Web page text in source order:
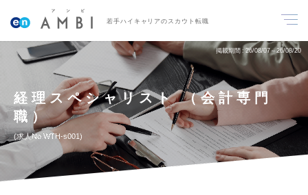
若手ハイキャリアのスカウト転職
掲載期間 26/08/07～26/08/20
経理スペシャリスト （会計専門
職）
求人No.WTH-s001